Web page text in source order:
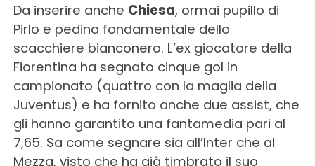
Da inserire anche Chiesa, ormai pupillo di
Pirlo e pedina fondamentale dello
scacchiere bianconero. L’ex giocatore della
Fiorentina ha segnato cinque gol in
campionato (quattro con la maglia della
Juventus) e ha fornito anche due assist, che
gli hanno garantito una fantamedia pari al
7,65. Sa come segnare sia all’Inter che al
Mezza, visto che ha già timbrato il suo